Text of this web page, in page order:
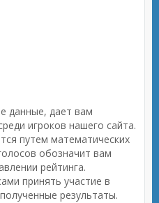
данные, дает вам
игроков нашего сайта.
путем математических
обозначит вам
рейтинга.
принять участие в
результаты.